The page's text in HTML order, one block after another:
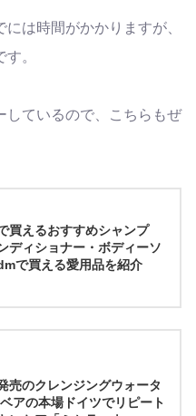
は時間がかかりますが、
。
しているので、こちらもぜ
買えるおすすめシャンプ
ディショナー・ボディーソ
で買える愛用品を紹介
売のクレンジングウォータ